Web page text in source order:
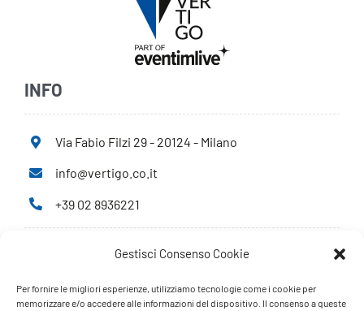
Gestisci Consenso Cookie
Per fornire le migliori esperienze, utilizziamo tecnologie come i cookie per
memorizzare e/o accedere alle informazioni del dispositivo. Il consenso a queste
INFO
Via Fabio Filzi 29 - 20124 - Milano
info@vertigo.co.it
+39 02 8936221
Privacy Policy
Cookie Policy